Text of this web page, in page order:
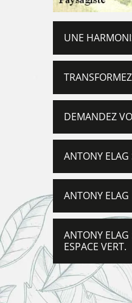
UNE
DEMANDEZ
ANTONY ELAG
ANTONY ELAG
ANTONY ELAG
ESPACE VERT.